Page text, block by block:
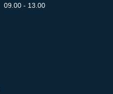
09.00 - 13.00